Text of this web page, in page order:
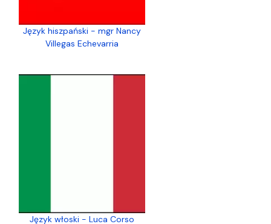
Język hiszpański - mgr Nancy
Villegas Echevarria
Język włoski - Luca Corso